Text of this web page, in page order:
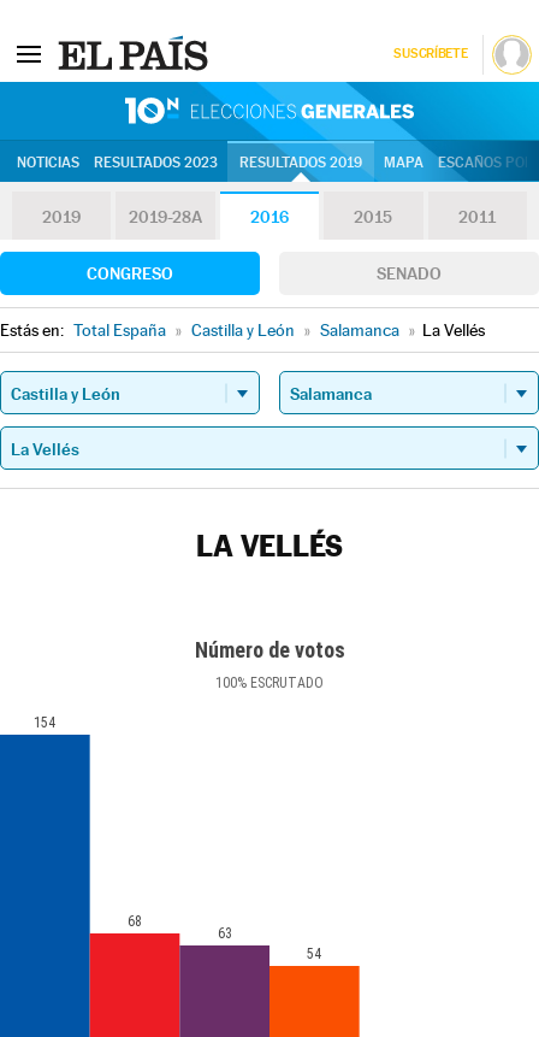
SUSCRÍBETE
NOTICIAS RESULTADOS 2023 RESULTADOS 2019 MAPA ESCAÑOS
2019 2019-28A 2016 2015 2011
CONGRESO SENADO
Estás en: Total España » Castilla y León » Salamanca » La Vellés
LA VELLÉS
Número de votos
100% ESCRUTADO
154
68
63
54